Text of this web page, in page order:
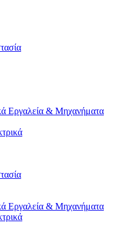
Εργαλεία & Μηχανήματα
Εργαλεία & Μηχανήματα